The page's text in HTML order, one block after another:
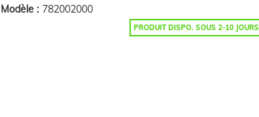
Modèle : 782002000
PRODUIT DISPO. SOUS 2-10 JOURS